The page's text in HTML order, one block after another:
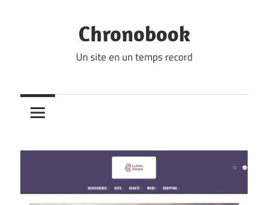
Chronobook
Un site en un temps record